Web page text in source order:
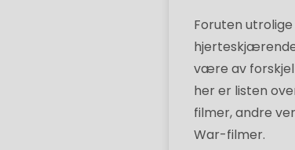
Foruten
hjerteskjærende.
være av
her er listen
filmer, andre
War-filmer.